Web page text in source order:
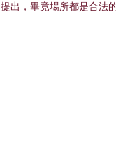
提出，畢竟場所都是合法